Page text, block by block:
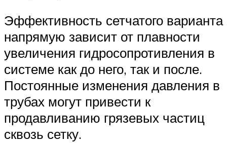
Эффективность сетчатого варианта
напрямую зависит от плавности
увеличения гидросопротивления в
системе как до него, так и после.
Постоянные изменения давления в
трубах могут привести к
продавливанию грязевых частиц
сквозь сетку.